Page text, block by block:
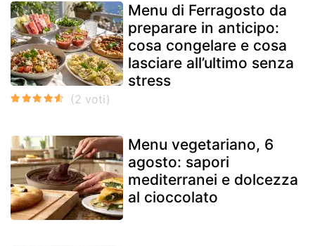
Menu di Ferragosto da
preparare in anticipo:
cosa congelare e cosa
lasciare all’ultimo senza
stress
Menu vegetariano, 6
agosto: sapori
mediterranei e dolcezza
al cioccolato